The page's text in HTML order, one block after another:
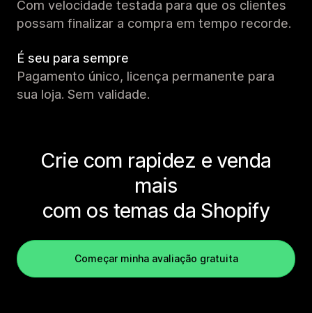
Com velocidade testada para que os clientes
possam finalizar a compra em tempo recorde.
É seu para sempre
Pagamento único, licença permanente para
sua loja. Sem validade.
Crie com rapidez e venda
mais
com os temas da Shopify
Começar minha avaliação gratuita